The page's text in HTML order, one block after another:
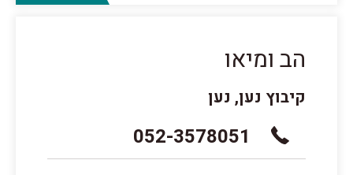
הב ומיאו
קיבוץ נען, נען
052-3578051